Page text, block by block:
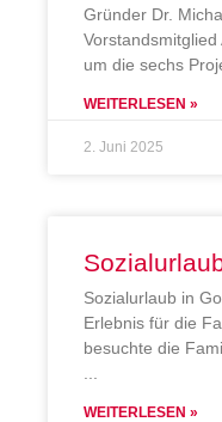
Gründer Dr.
Vorstandsmitglied
um die sechs
WEITERLESEN »
2. Juni 2025
Sozialurlaub in
Erlebnis für die
besuchte die
WEITERLESEN »